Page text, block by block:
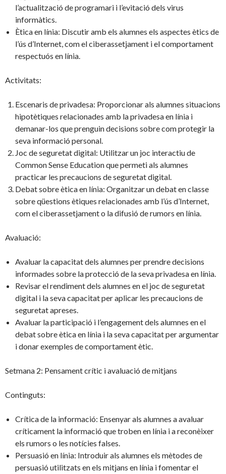
l’actualització de programari i l’evitació dels virus
informàtics.
Ètica en línia: Discutir amb els alumnes els aspectes ètics de
l’ús d’Internet, com el ciberassetjament i el comportament
respectuós en línia.
Activitats:
Escenaris de privadesa: Proporcionar als alumnes situacions
hipotètiques relacionades amb la privadesa en línia i
demanar-los que prenguin decisions sobre com protegir la
seva informació personal.
Joc de seguretat digital: Utilitzar un joc interactiu de
Common Sense Education que permeti als alumnes
practicar les precaucions de seguretat digital.
Debat sobre ètica en línia: Organitzar un debat en classe
sobre qüestions ètiques relacionades amb l’ús d’Internet,
com el ciberassetjament o la difusió de rumors en línia.
Avaluació:
Avaluar la capacitat dels alumnes per prendre decisions
informades sobre la protecció de la seva privadesa en línia.
Revisar el rendiment dels alumnes en el joc de seguretat
digital i la seva capacitat per aplicar les precaucions de
seguretat apreses.
Avaluar la participació i l’engagement dels alumnes en el
debat sobre ètica en línia i la seva capacitat per argumentar
i donar exemples de comportament ètic.
Setmana 2: Pensament crític i avaluació de mitjans
Continguts:
Crítica de la informació: Ensenyar als alumnes a avaluar
críticament la informació que troben en línia i a reconèixer
els rumors o les notícies falses.
Persuasió en línia: Introduir als alumnes els mètodes de
persuasió utilitzats en els mitjans en línia i fomentar el